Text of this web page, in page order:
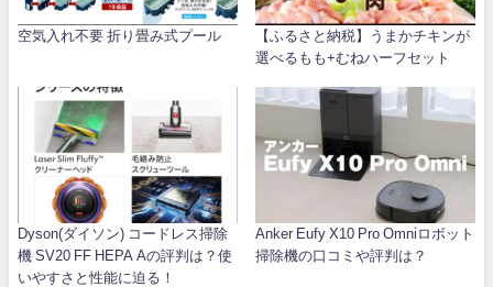
空気入れ不要 折り畳み式プール
【ふるさと納税】うまかチキンが
選べるもも+むねハーフセット
Dyson(ダイソン) コードレス掃除
機 SV20 FF HEPA Aの評判は？使
いやすさと性能に迫る！
Anker Eufy X10 Pro Omniロボット
掃除機の口コミや評判は？